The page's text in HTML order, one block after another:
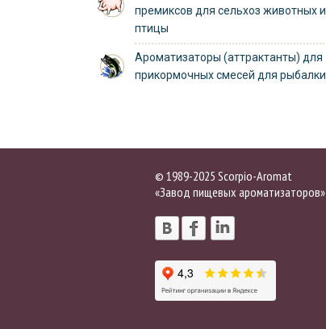
премиксов для сельхоз животных и
птицы
Ароматизаторы (аттрактанты) для
прикормочных смесей для рыбалки
© 1989-2025 Scorpio-Aromat
«Завод пищевых ароматизаторов»